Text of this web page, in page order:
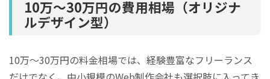
10万～30万円の費用相場（オリジナ
ルデザイン型）
10万～30万円の料金相場では、経験豊富なフリーランス